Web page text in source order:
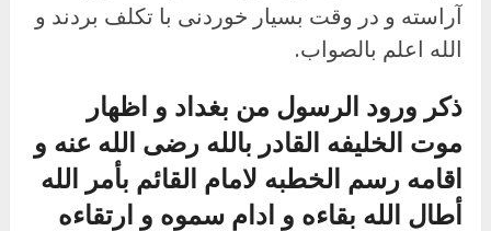
آراسته و در وقت بسیار خوردنی با تکلف بردند و
الله اعلم بالصواب.
ذکر ورود الرسول من بغداد و اظهار
موت الخلیفه القادر بالله رضی الله عنه و
اقامه رسم الخطبه لامام القائم بأمر الله
أطال الله بقاءه و ادام سموه و ارتقاءه